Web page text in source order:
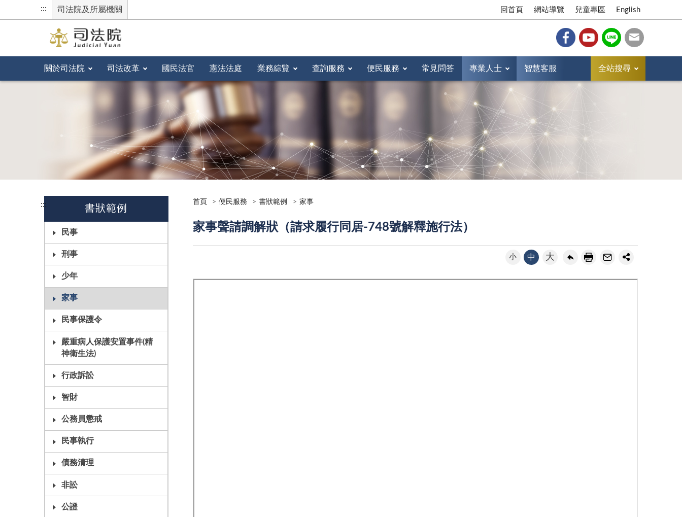
::: 司法院及所屬機關 回首頁 網站導覽 兒童專區 English
關於司法院 司法改革 國民法官 憲法法庭 業務綜覽 查詢服務 便民服務 常見問答 專業人士 智慧客服 全站搜尋
::: 書狀範例
民事
刑事
少年
家事
民事保護令
嚴重病人保護安置事件(精
神衛生法)
行政訴訟
智財
公務員懲戒
民事執行
債務清理
非訟
公證
首頁 便民服務 書狀範例 家事
家事聲請調解狀（請求履行同居-748號解釋施行法）
小 中 大